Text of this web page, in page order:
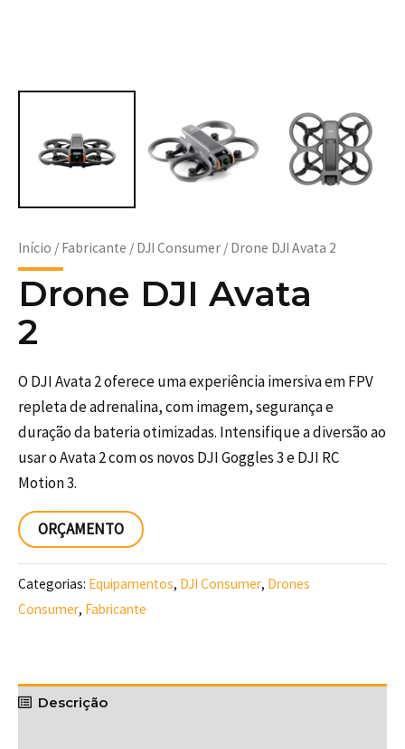
Início / Fabricante / DJI Consumer / Drone DJI Avata 2
Drone DJI Avata
2
O DJI Avata 2 oferece uma experiência imersiva em FPV
repleta de adrenalina, com imagem, segurança e
duração da bateria otimizadas. Intensifique a diversão ao
usar o Avata 2 com os novos DJI Goggles 3 e DJI RC
Motion 3.
ORÇAMENTO
Categorias: Equipamentos, DJI Consumer, Drones
Consumer, Fabricante
Descrição